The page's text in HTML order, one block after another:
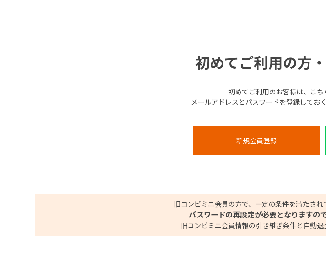
初めてご利用の方
初めてご利用のお客様は、こち
メールアドレスとパスワードを登録してお
旧コンビミニ会員の方で、一定の条件を満たさ
パスワードの再設定が必要となりますので
旧コンビミニ会員情報の引き継ぎ条件と自動